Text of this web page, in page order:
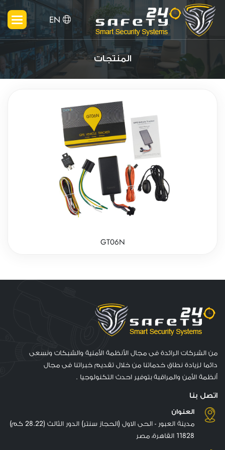
المنتجات
GT06N
من الشركات الرائدة فى مجال الأنظمة الأمنية والشبكات ونسعى
دائما لزيادة نطاق خدماتنا من خلال تقديم خبراتنا فى مجال
أنظمة الأمن والمراقبة بتوفير احدث التكنولوجيا .
اتصل بنا
العنوان
مدينة العبور - الحى الاول (الحجاز سنتر) الدور الثالث (28.22 كم)
11828 القاهرة، مصر